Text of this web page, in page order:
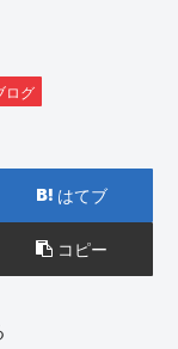
ログ
はてブ
コピー